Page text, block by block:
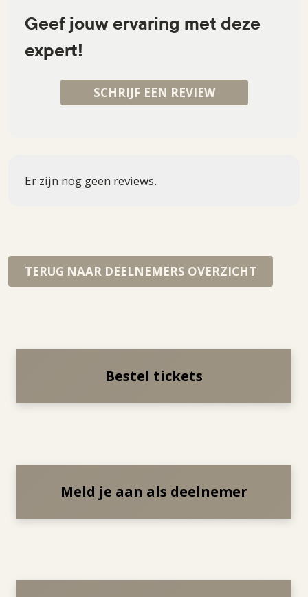
Er zijn nog geen reviews.
Geef jouw ervaring met deze
expert!
SCHRIJF EEN REVIEW
TERUG NAAR DEELNEMERS OVERZICHT
Bestel tickets
Meld je aan als deelnemer